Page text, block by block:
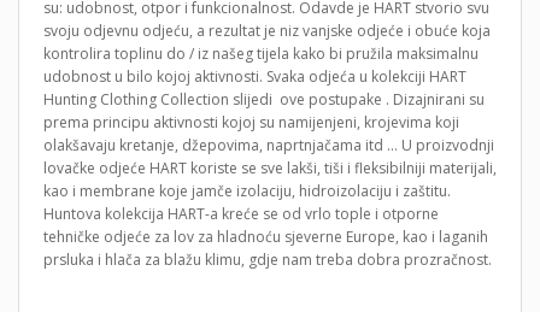
su: udobnost, otpor i funkcionalnost. Odavde je HART stvorio svu
svoju odjevnu odjeću, a rezultat je niz vanjske odjeće i obuće koja
kontrolira toplinu do / iz našeg tijela kako bi pružila maksimalnu
udobnost u bilo kojoj aktivnosti. Svaka odjeća u kolekciji HART
Hunting Clothing Collection slijedi ove postupake . Dizajnirani su
prema principu aktivnosti kojoj su namijenjeni, krojevima koji
olakšavaju kretanje, džepovima, naprtnjačama itd … U proizvodnji
lovačke odjeće HART koriste se sve lakši, tiši i fleksibilniji materijali,
kao i membrane koje jamče izolaciju, hidroizolaciju i zaštitu.
Huntova kolekcija HART-a kreće se od vrlo tople i otporne
tehničke odjeće za lov za hladnoću sjeverne Europe, kao i laganih
prsluka i hlača za blažu klimu, gdje nam treba dobra prozračnost.